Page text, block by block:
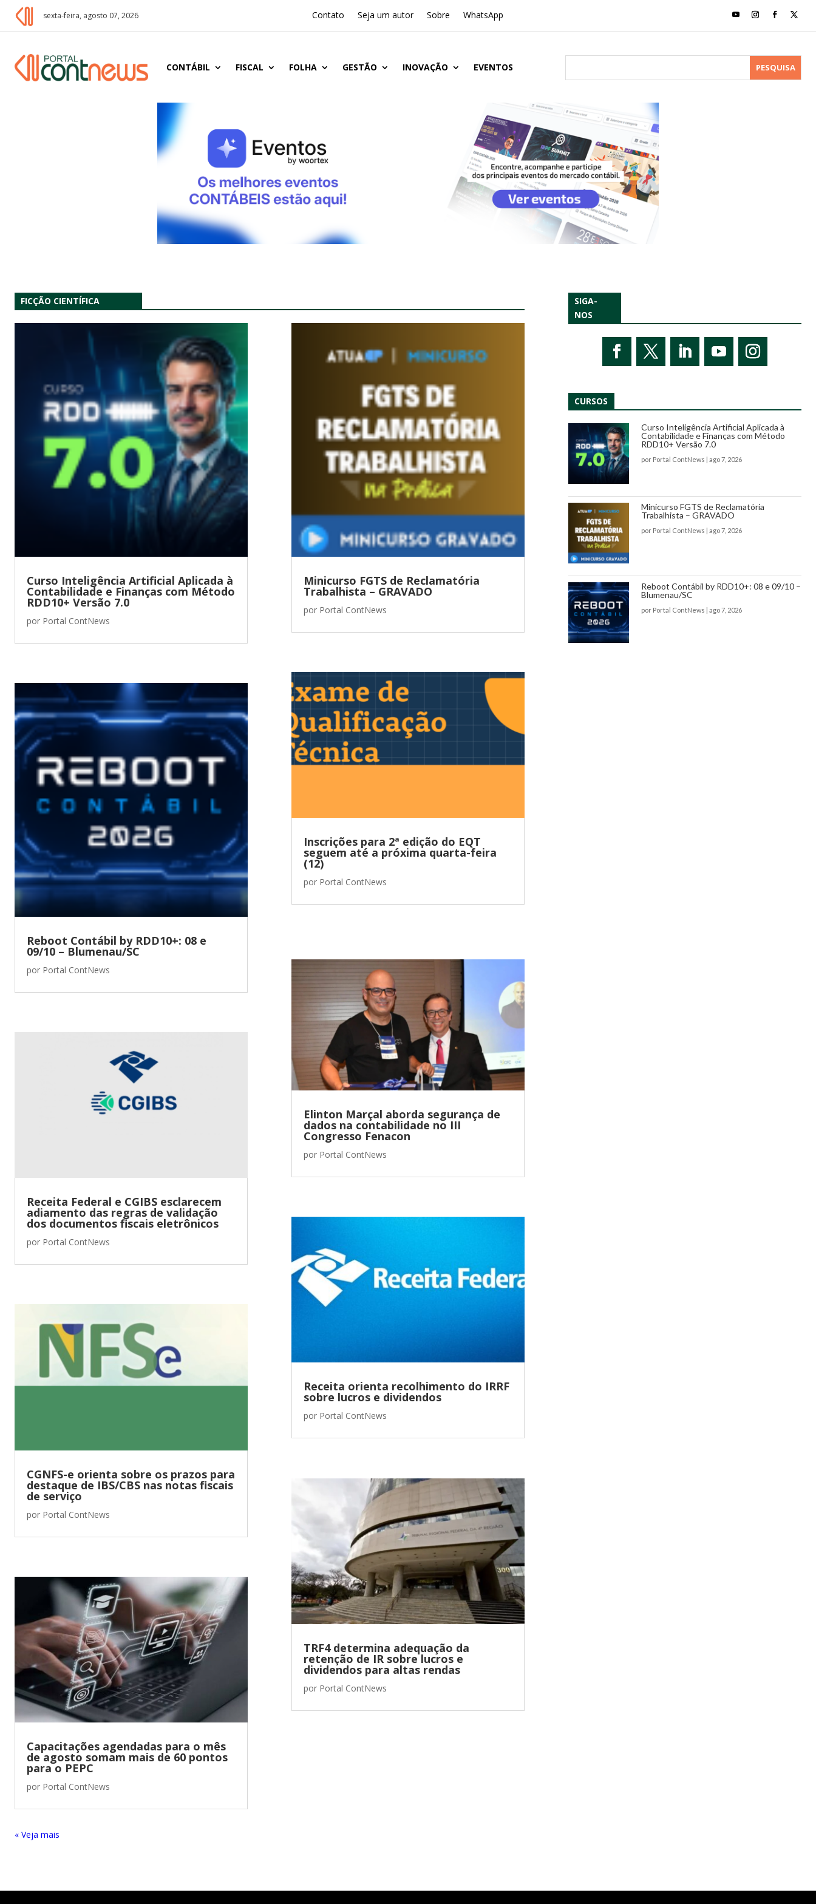
sexta-feira, agosto 07, 2026 Contato Seja um autor Sobre WhatsApp
CONTÁBIL FISCAL FOLHA GESTÃO INOVAÇÃO EVENTOS
FICÇÃO CIENTÍFICA
Curso Inteligência Artificial Aplicada à
Contabilidade e Finanças com Método
RDD10+ Versão 7.0
por Portal ContNews
Reboot Contábil by RDD10+: 08 e
09/10 – Blumenau/SC
por Portal ContNews
Receita Federal e CGIBS esclarecem
adiamento das regras de validação
dos documentos fiscais eletrônicos
por Portal ContNews
CGNFS-e orienta sobre os prazos para
destaque de IBS/CBS nas notas fiscais
de serviço
por Portal ContNews
Capacitações agendadas para o mês
de agosto somam mais de 60 pontos
para o PEPC
por Portal ContNews
Minicurso FGTS de Reclamatória
Trabalhista – GRAVADO
por Portal ContNews
Inscrições para 2ª edição do EQT
seguem até a próxima quarta-feira
(12)
por Portal ContNews
Elinton Marçal aborda segurança de
dados na contabilidade no III
Congresso Fenacon
por Portal ContNews
Receita orienta recolhimento do IRRF
sobre lucros e dividendos
por Portal ContNews
TRF4 determina adequação da
retenção de IR sobre lucros e
dividendos para altas rendas
por Portal ContNews
« Entradas Antigas
SIGA-
NOS
CURSOS
Curso Inteligência Artificial Aplicada à
Contabilidade e Finanças com Método
RDD10+ Versão 7.0
por Portal ContNews | ago 7, 2026
Minicurso FGTS de Reclamatória
Trabalhista – GRAVADO
por Portal ContNews | ago 7, 2026
Reboot Contábil by RDD10+: 08 e 09/10 –
Blumenau/SC
por Portal ContNews | ago 7, 2026